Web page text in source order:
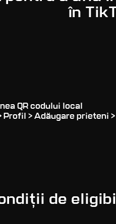
în
QR codului local
> Adăugare prieteni >
de